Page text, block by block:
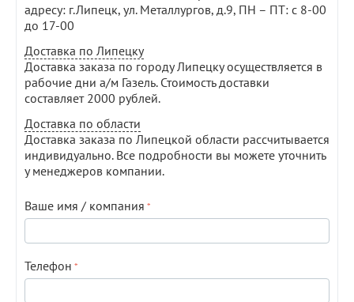
адресу: г.Липецк, ул. Металлургов, д.9, ПН – ПТ: с 8-00
до 17-00
Доставка по Липецку
Доставка заказа по городу Липецку осуществляется в
рабочие дни а/м Газель. Стоимость доставки
составляет 2000 рублей.
Доставка по области
Доставка заказа по Липецкой области рассчитывается
индивидуально. Все подробности вы можете уточнить
у менеджеров компании.
Ваше имя / компания
Телефон